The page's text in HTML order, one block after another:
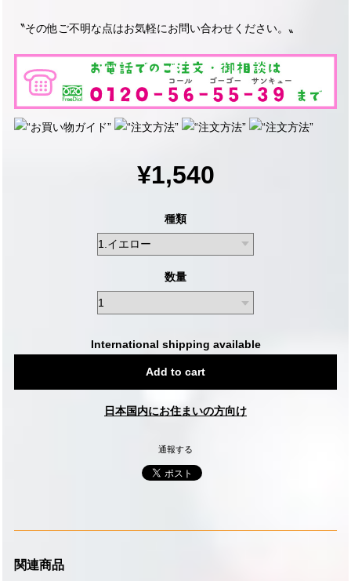
〝その他ご不明な点はお気軽にお問い合わせください。〟
¥1,540
種類
数量
International shipping available
Add to cart
日本国内にお住まいの方向け
通報する
関連商品